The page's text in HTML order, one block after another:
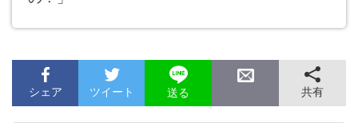
シェア ツイート 送る 共有